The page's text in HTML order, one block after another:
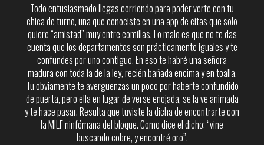
Todo entusiasmado llegas corriendo para poder verte con tu
chica de turno, una que conociste en una app de citas que solo
quiere “amistad” muy entre comillas. Lo malo es que no te das
cuenta que los departamentos son prácticamente iguales y te
confundes por uno contiguo. En eso te habré una señora
madura con toda la de la ley, recién bañada encima y en toalla.
Tu obviamente te avergüenzas un poco por haberte confundido
de puerta, pero ella en lugar de verse enojada, se la ve animada
y te hace pasar. Resulta que tuviste la dicha de encontrarte con
la MILF ninfómana del bloque. Como dice el dicho: “vine
buscando cobre, y encontré oro”.